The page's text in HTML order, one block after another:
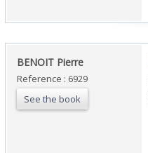
‎BENOIT Pierre‎
Reference : 6929
See the book